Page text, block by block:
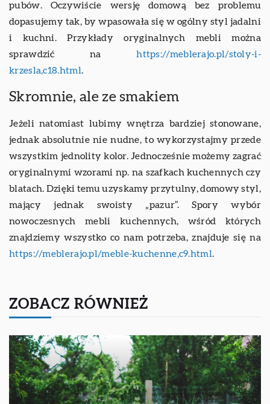
pubów. Oczywiście wersję domową bez problemu
dopasujemy tak, by wpasowała się w ogólny styl jadalni
i kuchni. Przykłady oryginalnych mebli można
sprawdzić nahttps://meblerajo.pl/stoly-i-
krzesla,c18.html.
Skromnie, ale ze smakiem
Jeżeli natomiast lubimy wnętrza bardziej stonowane,
jednak absolutnie nie nudne, to wykorzystajmy przede
wszystkim jednolity kolor. Jednocześnie możemy zagrać
oryginalnymi wzorami np. na szafkach kuchennych czy
blatach. Dzięki temu uzyskamy przytulny, domowy styl,
mający jednak swoisty „pazur”. Spory wybór
nowoczesnych mebli kuchennych, wśród których
znajdziemy wszystko co nam potrzeba, znajduje się na
https://meblerajo.pl/meble-kuchenne,c9.html.
ZOBACZ RÓWNIEŻ